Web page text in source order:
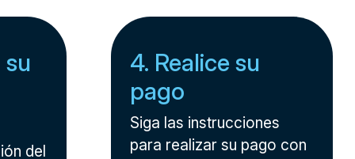
del
4. Realice su
pago
Siga las instrucciones
para realizar su pago con